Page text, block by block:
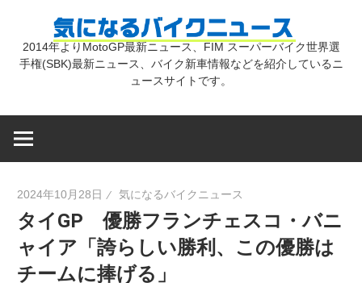
気
バ
2014年よりMotoGP最新ニュース、FIM スーパーバイク世界選
手権(SBK)最新ニュース、バイク新車情報などを紹介しているニ
ュースサイトです。
2024年10月28日 気になるバイクニュース
タイGP 優勝フランチェスコ・バニ
ャイア「誇らしい勝利、この優勝は
チームに捧げる」